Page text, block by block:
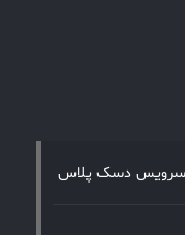
سرویس دسک پلاس